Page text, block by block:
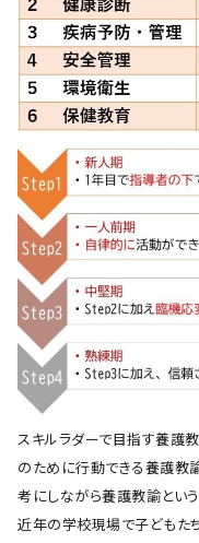
スキルラダーで目指す養護
のために行動できる養護教
考にしながら養護教諭とい
近年の学校現場で子どもた